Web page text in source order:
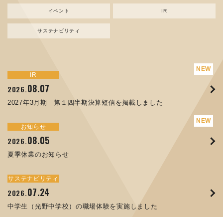
イベント IR
サステナビリティ
IR
2026.08.07
2027年3月期 第１四半期決算短信を掲載しました
お知らせ
2026.08.05
夏季休業のお知らせ
サステナビリティ
2026.07.24
中学生（光野中学校）の職場体験を実施しました
新規事業
2024.04.10
資源ごみAI 自動選別機 販売開始のお知らせ
お知らせ
2026.08.05
夏季休業のお知らせ
お知らせ
2025.11.17
コラムを更新しました：MECT2025(メカトロテックジャパ
お知らせ
2025. 09.02
トピックス
2026.07.17
ORANGE NEWS Vol. 014を掲載しました
トピックス
2026.04.17
ORANGE NEWS Vol. 013を掲載しました
トピックス
2025.10.01
高松流技Vol.25を掲載しました
イベント
2026.04.03
MEX金沢2026 出展のご案内 ※終了しました
イベント
2025.08.29
MECT 2025 出展のご案内 ※終了しました
イベント
2025.04.16
MEX金沢2025 出展のご案内 ※終了しました
IR
2026.08.07
2027年3月期 第１四半期決算短信を掲載しました
IR
2026.07.22
譲渡制限付株式報酬としての自己株式の処分の割当完了に関
IR
2026. 07.07
サステナビリティ
2026.07.24
中学生（光野中学校）の職場体験を実施しました
サステナビリティ
2026.06.12
人材戦略を策定しました
サステナビリティ
2026.03.26
「健康経営優良法人２０２６（大規模法人部門）」に認定さ